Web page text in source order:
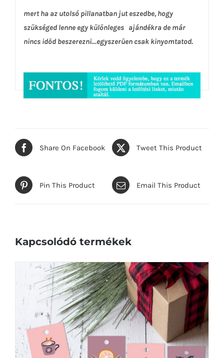
mert ha az utolsó pillanatban jut eszedbe, hogy
szükséged lenne egy különleges ajándékra de már
nincs időd beszerezni…egyszerűen csak kinyomtatod.
Share On Facebook Tweet This Product
Pin This Product Email This Product
Kapcsolódó termékek